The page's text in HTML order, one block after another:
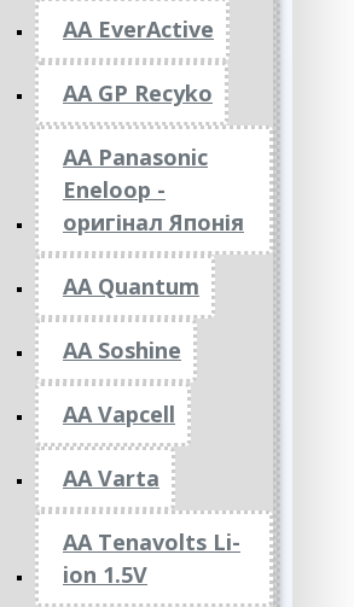
AA EverActive
AA GP Recyko
AA Panasonic
Eneloop -
оригінал Японія
AA Quantum
AA Soshine
AA Vapcell
AA Varta
AA Tenavolts Li-
ion 1.5V